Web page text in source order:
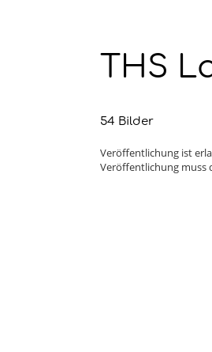
THS
54 Bilder
Veröffentlichung ist
Veröffentlichung muss